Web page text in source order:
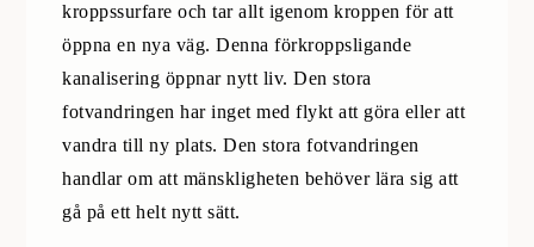
kroppssurfare och tar allt igenom kroppen för att
öppna en nya väg. Denna förkroppsligande
kanalisering öppnar nytt liv. Den stora
fotvandringen har inget med flykt att göra eller att
vandra till ny plats. Den stora fotvandringen
handlar om att mänskligheten behöver lära sig att
gå på ett helt nytt sätt.